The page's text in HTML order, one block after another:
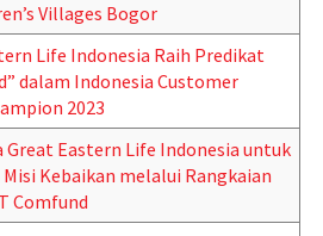
Villages Bogor
Life Indonesia Raih Predikat
dalam Indonesia Customer
2023
Great Eastern Life Indonesia untuk
Kebaikan melalui Rangkaian
Comfund